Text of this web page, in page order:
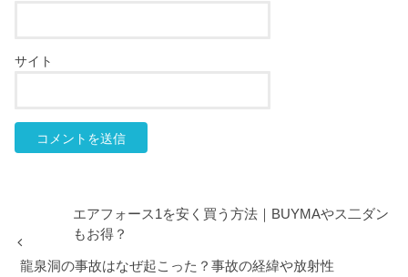
サイト
エアフォース1を安く買う方法｜BUYMAやス二ダン
もお得？
龍泉洞の事故はなぜ起こった？事故の経緯や放射性